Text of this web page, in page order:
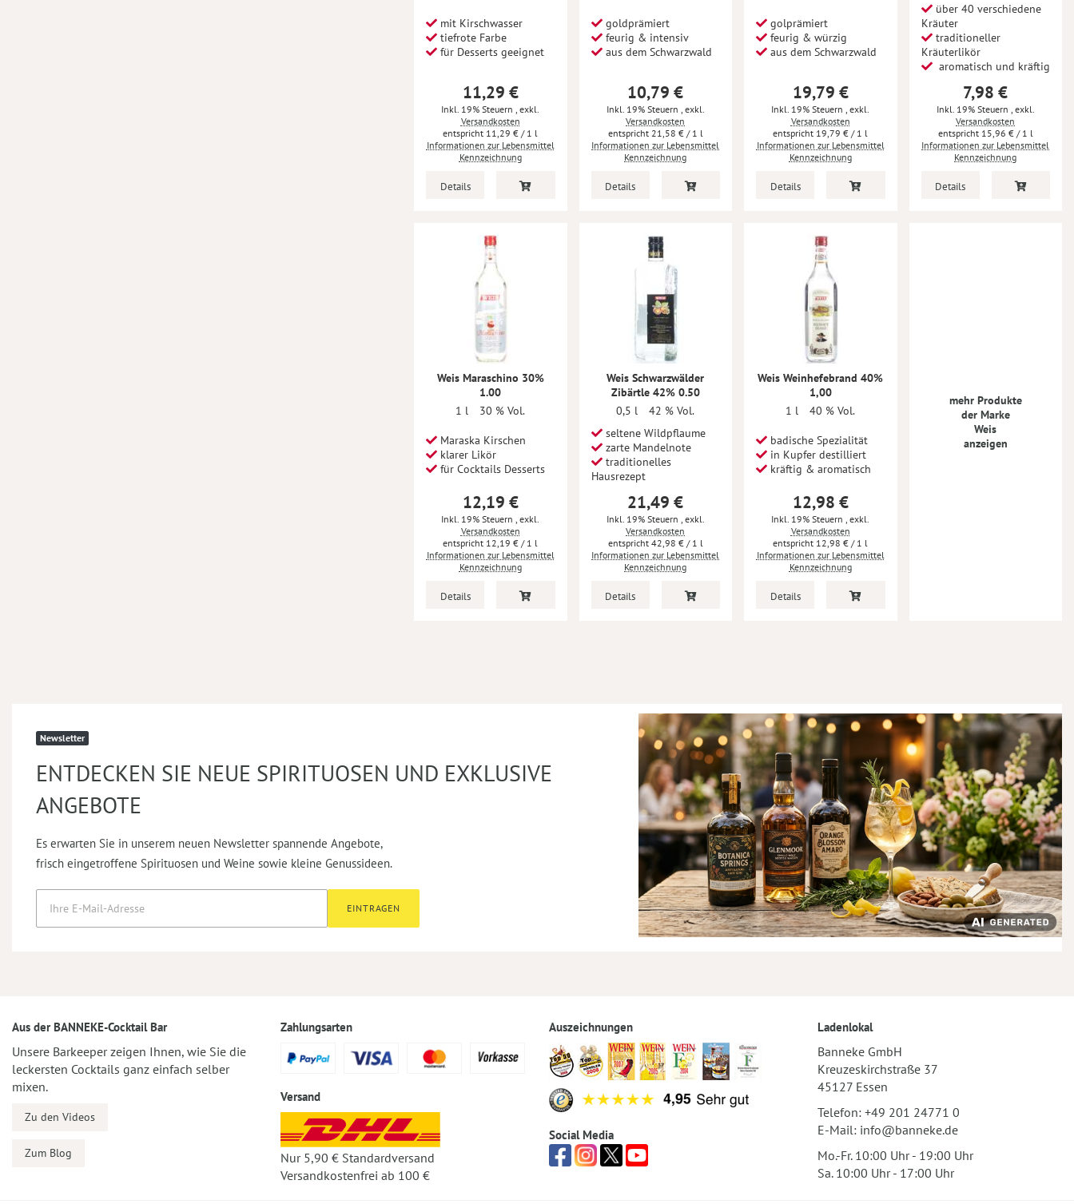
mit Kirschwasser
tiefrote Farbe
für Desserts geeignet
11,29 €
Inkl. 19% Steuern
exkl.
Versandkosten
11,29 € / 1 l
Informationen zur Lebensmittel
Kennzeichnung
Details
goldprämiert
feurig & intensiv
aus dem Schwarzwald
10,79 €
Inkl. 19% Steuern exkl.
Versandkosten
21,58 € / 1 l
Informationen zur Lebensmittel
Kennzeichnung
Details
golprämiert
feurig & würzig
aus dem Schwarzwald
19,79 €
Inkl. 19% Steuern
exkl.
Versandkosten
19,79 € / 1 l
Informationen zur Lebensmittel
Kennzeichnung
Details
über 40 verschiedene
Kräuter
traditioneller
Kräuterlikör
aromatisch und kräftig
7,98 €
Inkl. 19% Steuern exkl.
Versandkosten
15,96 € / 1 l
Informationen zur Lebensmittel
Kennzeichnung
Details
Weis Maraschino 30%
1.00
1 l
30 % Vol.
Maraska Kirschen
klarer Likör
für Cocktails Desserts
12,19 €
Inkl. 19% Steuern, exkl.
Versandkosten
12,19 € / 1 l
Informationen zur Lebensmittel
Kennzeichnung
Details
Weis Schwarzwälder
Zibärtle 42% 0.50
0,5 l
42 % Vol.
seltene Wildpflaume
zarte Mandelnote
traditionelles
Hausrezept
21,49 €
Inkl. 19% Steuern , exkl.
Versandkosten
42,98 €/ 1 l
Informationen zur Lebensmittel
Kennzeichnung
Details
Weis Weinhefebrand 40%
1,00
1 l
40 % Vol.
badische Spezialität
in Kupfer destilliert
kräftig & aromatisch
12,98 €
Inkl. 19% Steuern, exkl.
Versandkosten
12,98 € / 1 l
Informationen zur Lebensmittel
Kennzeichnung
Details
mehr Produkte
der Marke
Weis
anzeigen
Newsletter
ENTDECKEN SIE NEUE SPIRITUOSEN UND EXKLUSIVE
ANGEBOTE
Es erwarten Sie in unserem neuen Newsletter spannende Angebote,
frisch eingetroffene Spirituosen und Weine sowie kleine Genussideen.
EINTRAGEN
Aus der BANNEKE-Cocktail Bar
Unsere Barkeeper zeigen Ihnen, wie Sie die
leckersten Cocktails ganz einfach selber
mixen.
Zu den Videos
Zum Blog
Zahlungsarten
Versand
Nur 5,90 € Standardversand
Versandkostenfrei ab 100 €
Auszeichnungen
Social Media
Ladenlokal
Banneke GmbH
Kreuzeskirchstraße 37
45127 Essen
Telefon: +49 201 24771 0
E-Mail: info@banneke.de
Mo.-Fr. 10:00 Uhr - 19:00 Uhr
Sa. 10:00 Uhr - 17:00 Uhr